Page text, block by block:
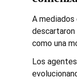
A mediados
como una
Los